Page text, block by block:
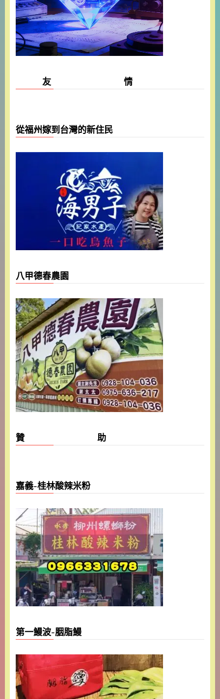
友 情
從福州嫁到台灣的新住民
八甲德春農園
贊 助
嘉義-桂林酸辣米粉
第一鰻波-胭脂鰻